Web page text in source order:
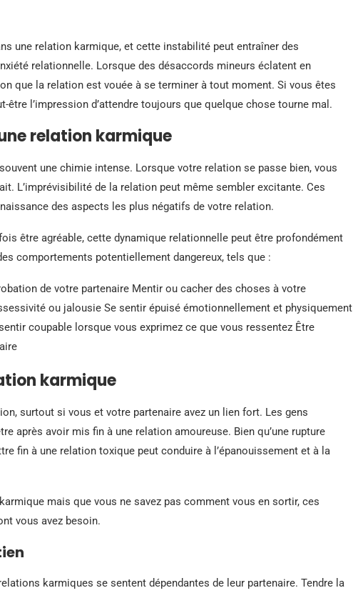
une relation karmique, et cette instabilité peut entraîner des
relationnelle. Lorsque des désaccords mineurs éclatent en
que la relation est vouée à se terminer à tout moment. Si vous êtes
être l’impression d’attendre toujours que quelque chose tourne mal.
relation karmique
une chimie intense. Lorsque votre relation se passe bien, vous
L’imprévisibilité de la relation peut même sembler excitante. Ces
des aspects les plus négatifs de votre relation.
être agréable, cette dynamique relationnelle peut être profondément
comportements potentiellement dangereux, tels que :
de votre partenaire Mentir ou cacher des choses à votre
ou jalousie Se sentir épuisé émotionnellement et physiquement
coupable lorsque vous exprimez ce que vous ressentez Être
karmique
surtout si vous et votre partenaire avez un lien fort. Les gens
après avoir mis fin à une relation amoureuse. Bien qu’une rupture
fin à une relation toxique peut conduire à l’épanouissement et à la
mais que vous ne savez pas comment vous en sortir, ces
vous avez besoin.
karmiques se sentent dépendantes de leur partenaire. Tendre la